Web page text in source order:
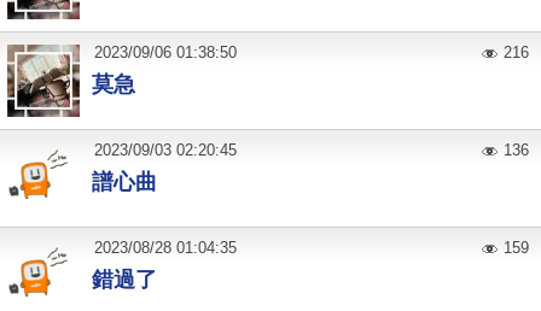
莫急
2023/09/06 01:38:50 216
譜心曲
2023/09/03 02:20:45 136
錯過了
2023/08/28 01:04:35 159